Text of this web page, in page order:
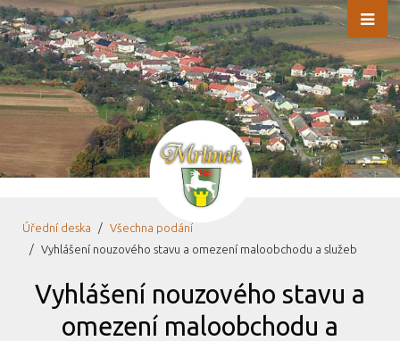
Úřední deska
Všechna podání
Vyhlášení nouzového stavu a omezení maloobchodu a služeb
Vyhlášení nouzového stavu a
omezení maloobchodu a